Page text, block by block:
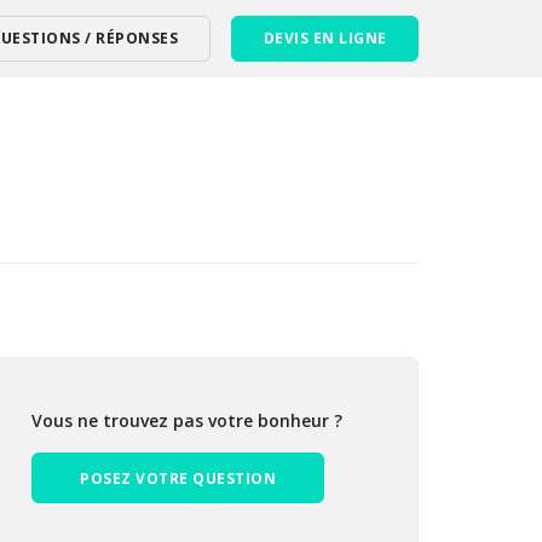
/ RÉPONSES DEVIS EN LIGNE
Vous ne trouvez pas votre bonheur ?
POSEZ VOTRE QUESTION